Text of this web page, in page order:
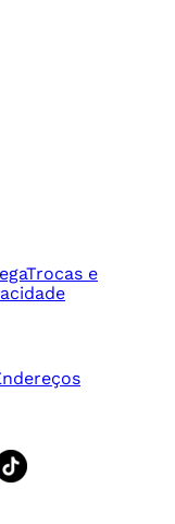
Trocas e